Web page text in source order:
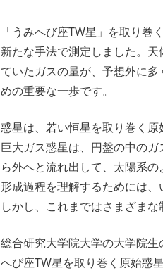
「うみへび座TW星」を取り
新たな手法で測定しました。
ていたガスの量が、予想外に
めの重要な一歩です。
惑星は、若い恒星を取り巻く
巨⼤ガス惑星は、円盤の中の
ら外へと流れ出して、太陽系
形成過程を理解するためには、
しかし、これまではさまざま
総合研究大学院大学の大学院
へび座TW星を取り巻く原始惑